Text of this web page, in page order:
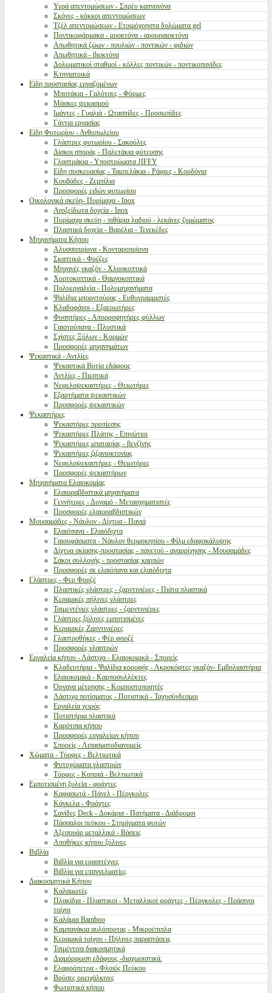
Υγρά απεντομώσεων - Σπρέυ καπνογόνα
Σκόνες - κόκκοι απεντομώσεων
Τζέλ απεντομώσεων - Ετοιμόχρηστα δολώματα gel
Ποντικοφάρμακα - μυοκτόνα - αρουραιοκτόνα
Απωθητικά ζώων - πουλιών - ποντικών - φιδιών
Απωθητικά - βιοκτόνα
Δολωματικοί σταθμοί - κόλλες ποντικών - ποντικοπαγίδες
Κτηνιατρικά
Είδη προστασίας εργαζομένων
Μποτάκια - Γαλότσες - Φόρμες
Μάσκες ψεκασμού
Ιμάντες - Γυαλιά - Ωτασπίδες - Προσωπίδες
Γάντια εργασίας
Είδη Φυτωρίου - Ανθοπωλείου
Γλάστρες φυτωρίου - Σακούλες
Δίσκοι σποράς - Παλετάκια φύτευσης
Γλαστράκια - Υποστρώματα JIFFY
Είδη συσκευασίας - Ταμπελάκια - Ράφιες - Κορδόνια
Κουβάδες - Ζεμπίλια
Προσφορές ειδών φυτωρίου
Οικολογικά σκεύη- Πυρίμαχα - Inox
Ανοξείδωτα δοχεία - Inox
Πυρίμαχα σκεύη - πιθάρια λαδιού - λεκάνες ζυμώματος
Πλαστικά δοχεία - Βαρέλια - Τενεκέδες
Μηχανήματα Κήπου
Αλυσσοπρίονα - Κονταροπρίονα
Σκαπτικά - Φρέζες
Μηχανές γκαζόν - Χλοοκοπτικά
Χορτοκοπτικά - Θαμνοκοπτικά
Πολυεργαλεία - Πολυμηχανήματα
Ψαλίδια μπορντούρας - Ευθυγραμμιστές
Κλαδοφάγοι - Εξαερωτήρες
Φυσητήρες - Απορροφητήρες φύλλων
Γαιοτρύπανα - Πλυστικά
Σχίστες Ξύλων - Κορμών
Προσφορές μηχανημάτων
Ψεκαστικά - Αντλίες
Ψεκαστικά Βυτία εδάφους
Αντλίες - Πιεστικά
Νεφελοψεκαστήρες - Θειωτήρες
Εξαρτήματα ψεκαστικών
Προσφορές ψεκαστικών
Ψεκαστήρες
Ψεκαστήρες προπίεσης
Ψεκαστήρες Πλάτης - Επινώτιοι
Ψεκαστήρες μπαταρίας - βενζίνης
Ψεκαστήρες ζιζανιοκτονίας
Νεφελοψεκαστήρες - Θειωτήρες
Προσφορές ψεκαστήρων
Μηχανήματα Ελαιοκομίας
Ελαιοραβδιστικά μηχανήματα
Γεννήτριες - Δυναμό - Μετασχηματιστές
Προσφορές ελαιοραβδιστικών
Μουσαμάδες - Νάυλον - Δίχτυα - Πανιά
Ελαιόπανα - Ελαιόδιχτα
Γαιουφάσματα - Νάυλον θερμοκηπίου - Φίλμ εδαφοκάλυψης
Δίχτυα σκίασης-προστασίας - παγετού - αναρρίχησης - Μουσαμάδες
Σάκοι συλλογής - προστασίας καρπών
Προσφορές σε ελαιόπανα και ελαιόδιχτα
Γλάστρες - Φερ Φορζέ
Πλαστικές γλάστρες - ζαρντινιέρες - Πιάτα πλαστικά
Κεραμικές πήλινες γλάστρες
Τσιμεντένιες γλάστρες - ζαρντινιέρες
Γλάστρες ξύλινες εμποτισμένες
Κεραμικές Ζαρντινιέρες
Γλαστροθήκες - Φέρ φορζέ
Προσφορές γλαστρών
Εργαλεία κήπου - Λάστιχα - Ελαιοκομικά - Σπορείς
Κλαδευτήρια - Ψαλίδια κορυφής - Ακροκόφτες γκαζόν- Εμβολιαστήρια
Ελαιοκομικά - Καρποσυλλέκτες
Όργανα μέτρησης - Κομποστοποιητές
Λάστιχα ποτίσματος - Ποτιστικά - Ταχυσύνδεσμοι
Εργαλεία χειρός
Ποτιστήρια πλαστικά
Καρότσια κήπου
Προσφορές εργαλείων κήπου
Σπορείς - Λιπασματοδιανομείς
Χώματα - Τύρφες - Βελτιωτικά
Φυτοχώματα γλαστρών
Τύρφες - Κοπριά - Βελτιωτικά
Εμποτισμένη ξυλεία - φράχτες
Καφασωτά - Πάνελ - Πέργκολες
Κάγκελα - Φράχτες
Σανίδες Deck - Δοκάρια - Πατήματα - Διάδρομοι
Πάσσαλοι πεύκου - Στηρίγματα φυτών
Αξεσουάρ μεταλλικά - Βάσεις
Αποθήκες κήπου ξύλινες
Βιβλία
Βιβλία για ερασιτέχνες
Βιβλία για επαγγελματίες
Διακοσμητικά Κήπου
Καλαμωτές
Πλακίδια - Πλαστικοί - Μεταλλικοί φράχτες - Πέργκολες - Πράσινοι
τοίχοι
Καλάμια Bamboo
Καμπανάκια αυλόπορτας - Μικροέπιπλα
Κεραμικά τοίχου - Πήλινες παραστάσεις
Τσιμέντινα διακοσμητικά
Διαμόρφωση εδάφους -διαχωριστικά.
Ελαφρόπετρα - Φλοιός Πεύκου
Βρύσες ορειχάλκινες
Φωτιστικά κήπου